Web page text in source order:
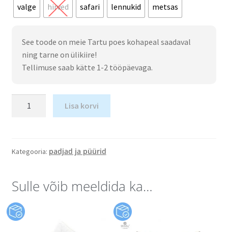
valge
hirved safari lennukid metsas
See toode on meie Tartu poes kohapeal saadaval
ning tarne on ülikiire!
Tellimuse saab kätte 1-2 tööpäevaga.
Lisa korvi
Kategooria: padjad ja püürid
Sulle võib meeldida ka…